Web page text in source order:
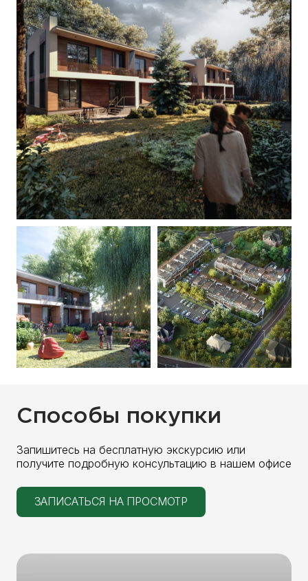
Способы покупки
Запишитесь на бесплатную экскурсию или
получите подробную консультацию в нашем офисе
ЗАПИСАТЬСЯ НА ПРОСМОТР